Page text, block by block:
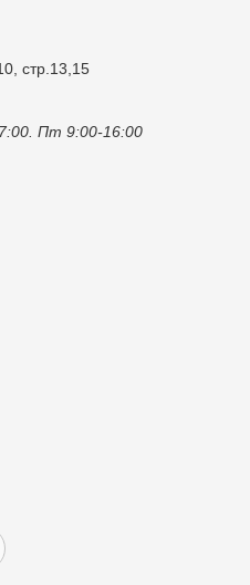
стр.13,15
Пт 9:00-16:00